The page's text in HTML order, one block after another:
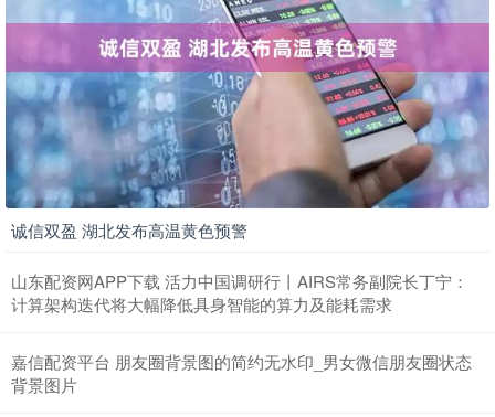
诚信双盈 湖北发布高温黄色预警
山东配资网APP下载 活力中国调研行丨AIRS常务副院长丁宁：
计算架构迭代将大幅降低具身智能的算力及能耗需求
嘉信配资平台 朋友圈背景图的简约无水印_男女微信朋友圈状态
背景图片